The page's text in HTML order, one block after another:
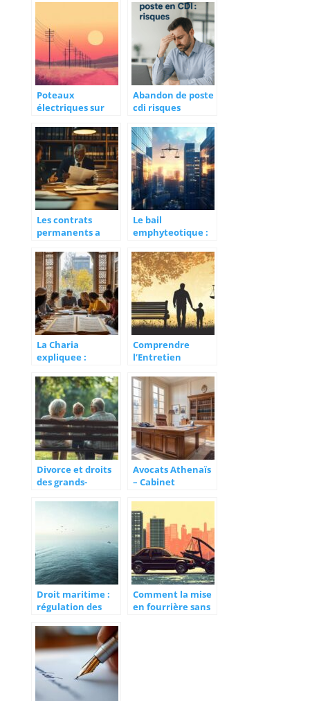
redéfinit la
stratégie anti-
drogue à Nice
entreprise :
Comment
protéger vos
salariés ?
Poteaux
électriques sur
Les étapes clés
pour constituer
votre dossier
d’indemnisation
Abandon de poste
cdi risques
Les contrats
permanents a
hybride :
nouvelles
tendances
Le bail
emphyteotique :
strategique pour
l’investissement
immobilier
La Charia
expliquee :
fondamentaux de
la legislation
musulmane
Comprendre
l’Entretien
Enfants : Droits et
Obligations du
Père après une
Séparation sans
Intervention du
Juge
Divorce et droits
des grands-
familiaux après le
décès d’un parent
Avocats Athenaïs
– Cabinet
Droit maritime :
régulation des
libertés en mer,
comprendre les
zones de liberté et
de souveraineté
Comment la mise
en fourrière sans